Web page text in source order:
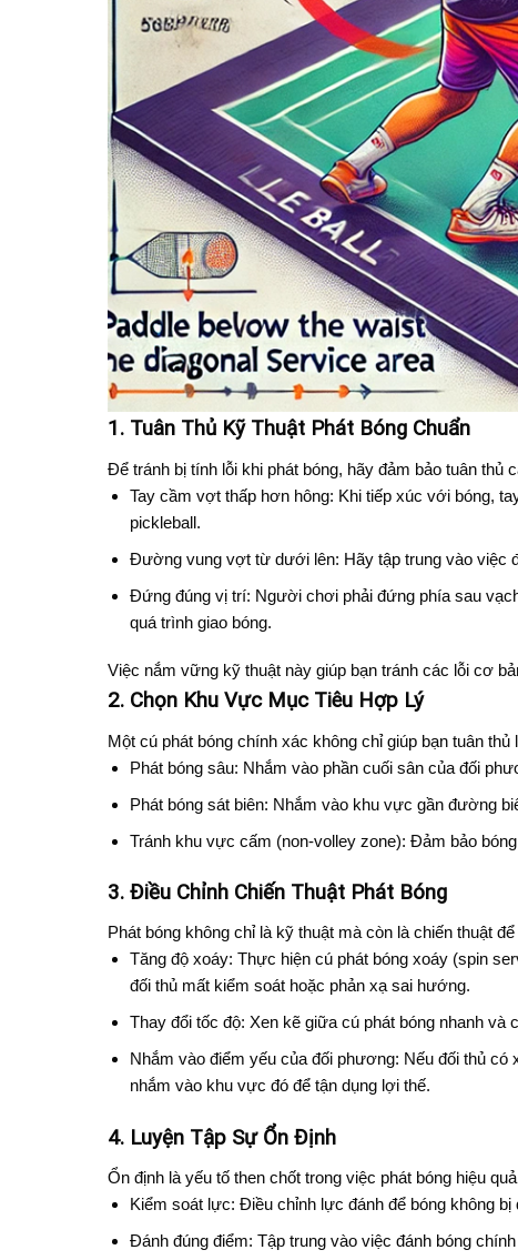
1. Tuân Thủ Kỹ Thuật Phát Bóng Chuẩn
Để tránh bị tính lỗi khi phát bóng, hãy đảm bảo tuân thủ
Tay cầm vợt thấp hơn hông: Khi tiếp xúc với bóng,
pickleball.
Đường vung vợt từ dưới lên: Hãy tập trung vào việc
Đứng đúng vị trí: Người chơi phải đứng phía sau
quá trình giao bóng.
Việc nắm vững kỹ thuật này giúp bạn tránh các lỗi cơ
2. Chọn Khu Vực Mục Tiêu Hợp Lý
Một cú phát bóng chính xác không chỉ giúp bạn tuân
Phát bóng sâu: Nhắm vào phần cuối sân của đối
Phát bóng sát biên: Nhắm vào khu vực gần đường
Tránh khu vực cấm (non-volley zone): Đảm bảo
3. Điều Chỉnh Chiến Thuật Phát Bóng
Phát bóng không chỉ là kỹ thuật mà còn là chiến thuật
Tăng độ xoáy: Thực hiện cú phát bóng xoáy (spin
đối thủ mất kiểm soát hoặc phản xạ sai hướng.
Thay đổi tốc độ: Xen kẽ giữa cú phát bóng nhanh và
Nhắm vào điểm yếu của đối phương: Nếu đối thủ
nhắm vào khu vực đó để tận dụng lợi thế.
4. Luyện Tập Sự Ổn Định
Ổn định là yếu tố then chốt trong việc phát bóng hiệu
Kiểm soát lực: Điều chỉnh lực đánh để bóng không
Đánh đúng điểm: Tập trung vào việc đánh bóng